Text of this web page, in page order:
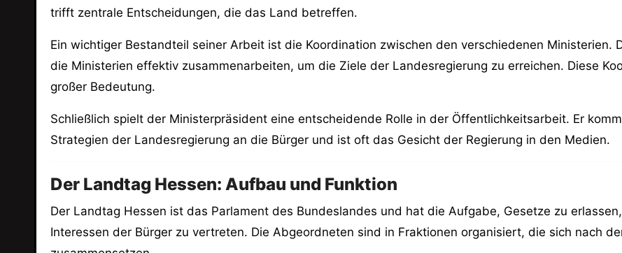
trifft zentrale Entscheidungen, die das Land betreffen.
Ein wichtiger Bestandteil seiner Arbeit ist die Koordination zwischen den verschiedenen Ministerien.
die Ministerien effektiv zusammenarbeiten, um die Ziele der Landesregierung zu erreichen. Diese
großer Bedeutung.
Schließlich spielt der Ministerpräsident eine entscheidende Rolle in der Öffentlichkeitsarbeit. Er
Strategien der Landesregierung an die Bürger und ist oft das Gesicht der Regierung in den Medien.
Der Landtag Hessen: Aufbau und Funktion
Der Landtag Hessen ist das Parlament des Bundeslandes und hat die Aufgabe, Gesetze zu
Interessen der Bürger zu vertreten. Die Abgeordneten sind in Fraktionen organisiert, die sich nach